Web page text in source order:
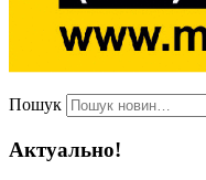
Пошук
Актуально!